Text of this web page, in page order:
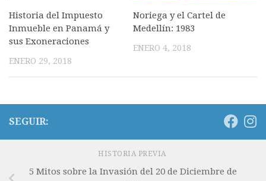
Historia del Impuesto
Inmueble en Panamá y
sus Exoneraciones
ENERO 29, 2018
Noriega y el Cartel de
Medellín: 1983
ENERO 4, 2018
SEGUIR:
HISTORIA PREVIA
5 Mitos sobre la Invasión del 20 de Diciembre de